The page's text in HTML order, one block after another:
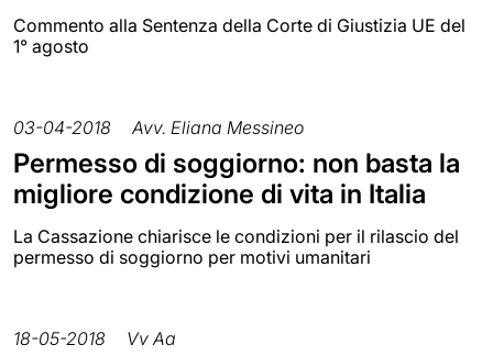
Commento alla Sentenza della Corte di Giustizia UE del
1° agosto
03-04-2018 Avv. Eliana Messineo
Permesso di soggiorno: non basta la
migliore condizione di vita in Italia
La Cassazione chiarisce le condizioni per il rilascio del
permesso di soggiorno per motivi umanitari
18-05-2018 Vv Aa